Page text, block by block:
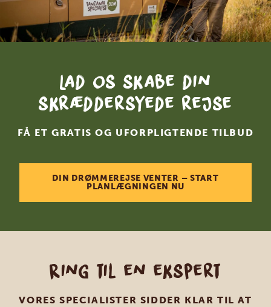
Lad os skabe din
skræddersyede rejse
FÅ ET GRATIS OG UFORPLIGTENDE TILBUD
DIN DRØMMEREJSE VENTER – START
PLANLÆGNINGEN NU
Ring til en ekspert
VORES SPECIALISTER SIDDER KLAR TIL AT